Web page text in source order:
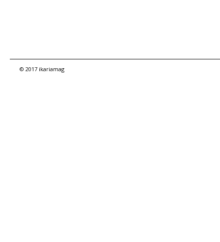
© 2017 ikariamag